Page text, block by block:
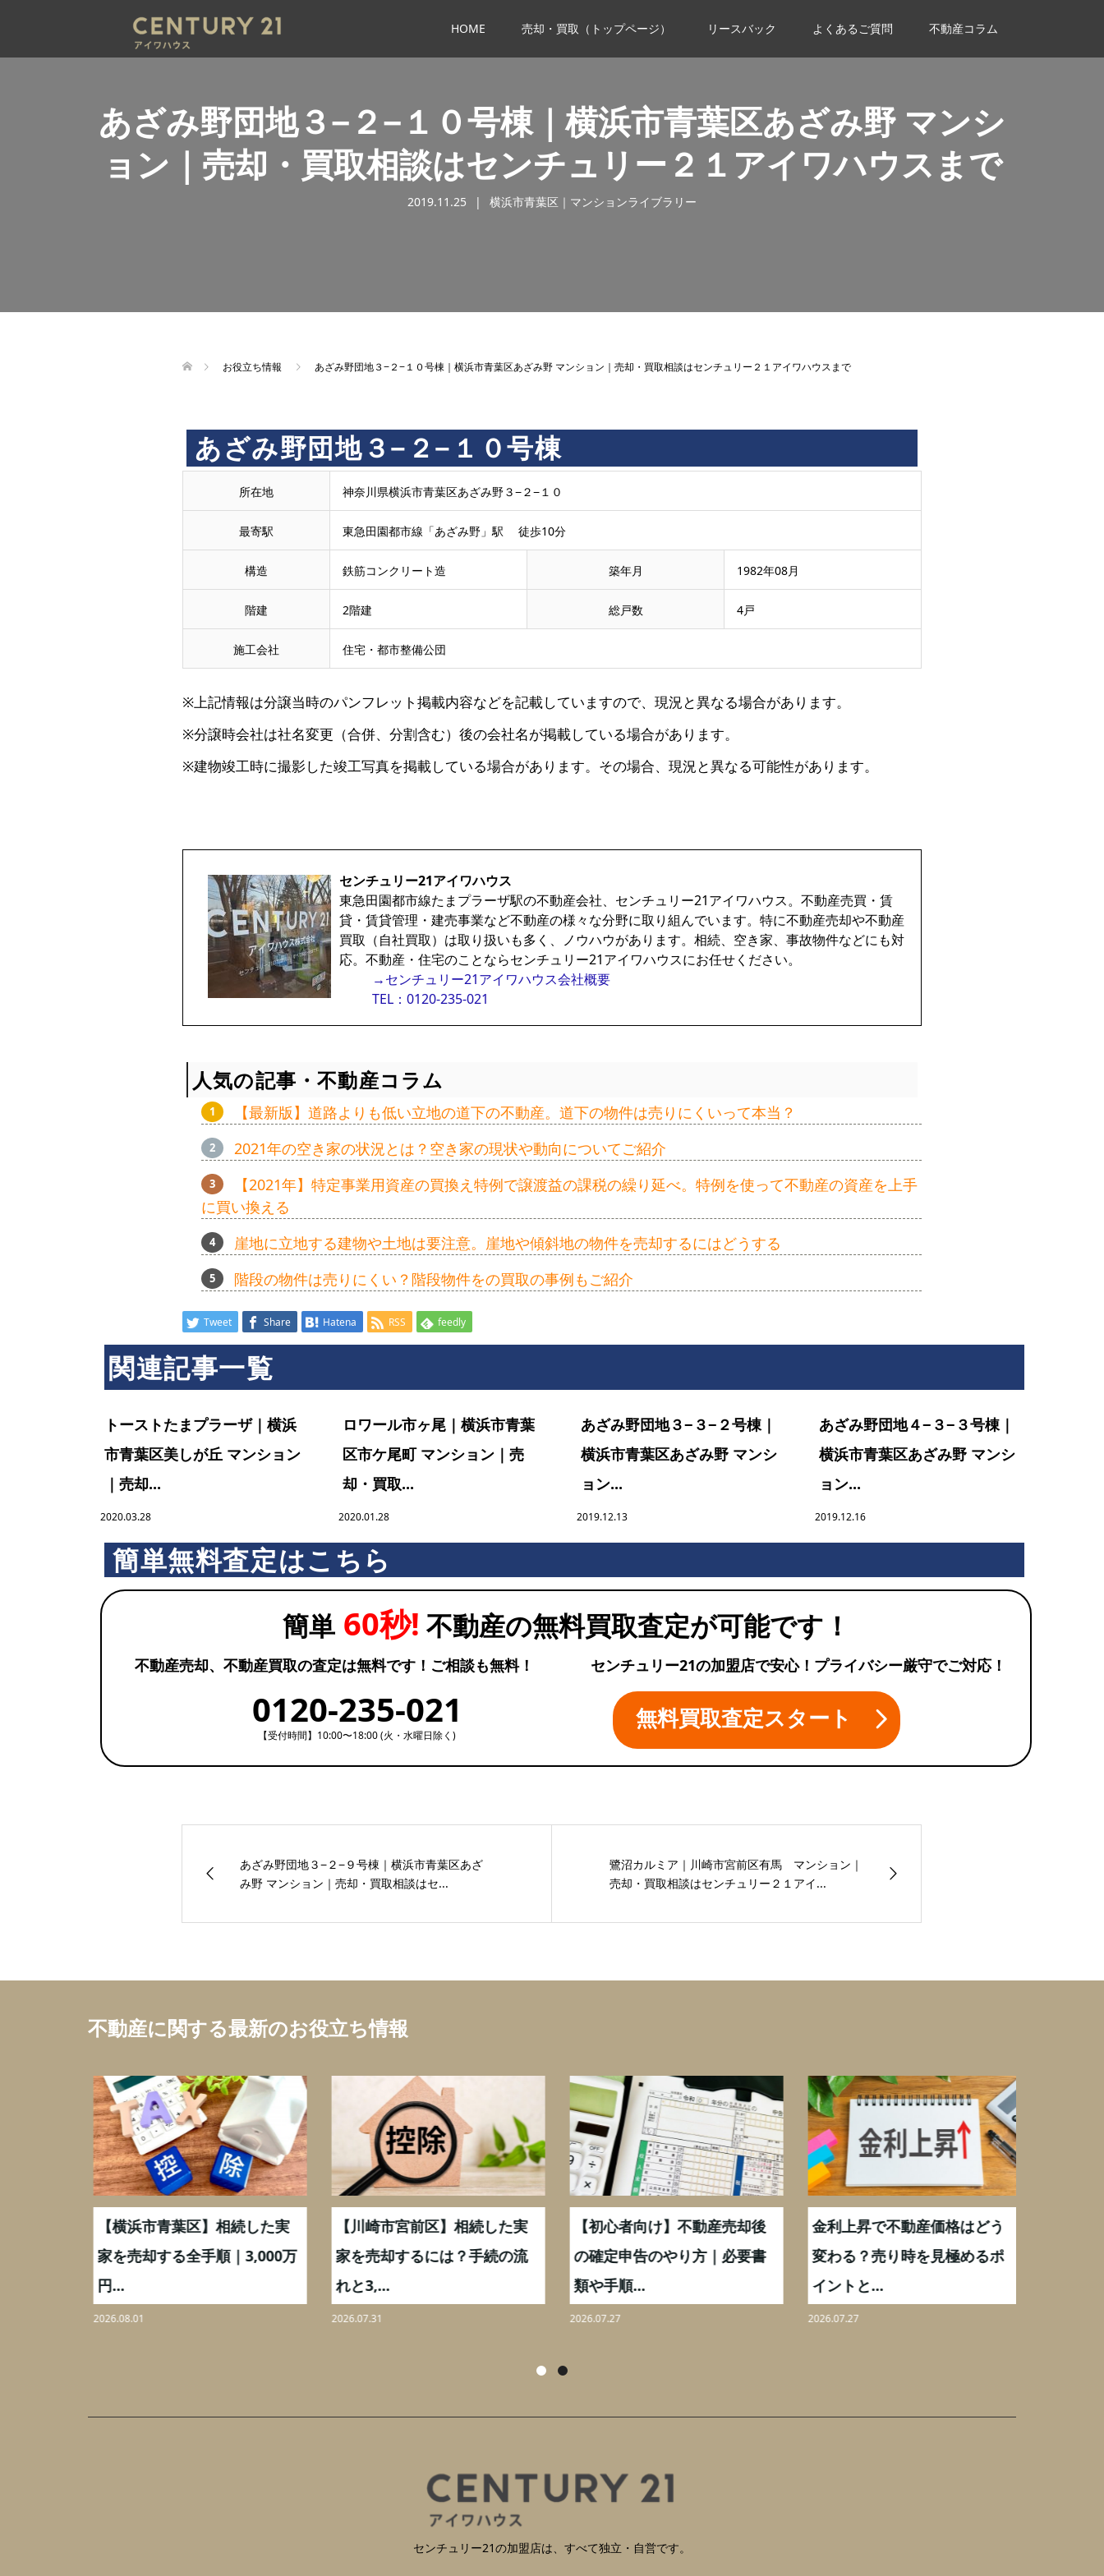
HOME 売却・買取（トップページ） リースバック よくあるご質問 不動産コラム
あざみ野団地３−２−１０号棟｜横浜市青葉区あざみ野 マンシ
ョン｜売却・買取相談はセンチュリー２１アイワハウスまで
2019.11.25 横浜市青葉区｜マンションライブラリー
お役立ち情報 あざみ野団地３−２−１０号棟｜横浜市青葉区あざみ野 マンション｜売却・買取相談はセンチュリー２１アイワハウスまで
買
売
却・
買
取
談
受
付
中
マ
ン
シ
ョ
ン
ラ
イ
ラ
ー
ざ
あざみ野団地３−２−１０号棟
所在地 神奈川県横浜市青葉区あざみ野３−２−１０
最寄駅 東急田園都市線「あざみ野」駅 徒歩10分
構造 鉄筋コンクリート造 築年月 1982年08月
階建 2階建 総戸数 4戸
施工会社 住宅・都市整備公団
※上記情報は分譲当時のパンフレット掲載内容などを記載していますので、現況と異なる場合があります。
※分譲時会社は社名変更（合併、分割含む）後の会社名が掲載している場合があります。
※建物竣工時に撮影した竣工写真を掲載している場合があります。その場合、現況と異なる可能性があります。
センチュリー21アイワハウス
東急田園都市線たまプラーザ駅の不動産会社、センチュリー21アイワハウス。不動産売買・賃
貸・賃貸管理・建売事業など不動産の様々な分野に取り組んでいます。特に不動産売却や不動産
買取（自社買取）は取り扱いも多く、ノウハウがあります。相続、空き家、事故物件などにも対
応。不動産・住宅のことならセンチュリー21アイワハウスにお任せください。
→センチュリー21アイワハウス会社概要
TEL：0120-235-021
人気の記事・不動産コラム
【最新版】道路よりも低い立地の道下の不動産。道下の物件は売りにくいって本当？
2021年の空き家の状況とは？空き家の現状や動向についてご紹介
【2021年】特定事業用資産の買換え特例で譲渡益の課税の繰り延べ。特例を使って不動産の資産を上手
に買い換える
崖地に立地する建物や土地は要注意。崖地や傾斜地の物件を売却するにはどうする
階段の物件は売りにくい？階段物件をの買取の事例もご紹介
Tweet Share Hatena RSS feedly
関連記事一覧
トーストたまプラーザ｜横浜
市青葉区美しが丘 マンション
｜売却...
2020.03.28
ロワール市ヶ尾｜横浜市青葉
区市ケ尾町 マンション｜売
却・買取...
2020.01.28
あざみ野団地３−３−２号棟｜
横浜市青葉区あざみ野 マンシ
ョン...
2019.12.13
あざみ野団地４−３−３号棟｜
横浜市青葉区あざみ野 マンシ
ョン...
2019.12.16
簡単無料査定はこちら
簡単60秒! 不動産の無料買取査定が可能です！
不動産売却、不動産買取の査定は無料です！ご相談も無料！ センチュリー21の加盟店で安心！プライバシー厳守でご対応！
0120-235-021
【受付時間】10:00〜18:00 (火・水曜日除く)
無料買取査定スタート
あざみ野団地３−２−９号棟｜横浜市青葉区あざ
み野 マンション｜売却・買取相談はセ...
鷺沼カルミア｜川崎市宮前区有馬 マンション｜
売却・買取相談はセンチュリー２１アイ...
不動産に関する最新のお役立ち情報
【横浜市青葉区】相続した実
家を売却する全手順｜3,000万
円...
2026.08.01
【川崎市宮前区】相続した実
家を売却するには？手続の流
れと3,...
2026.07.31
【初心者向け】不動産売却後
の確定申告のやり方｜必要書
類や手順...
2026.07.27
金利上昇で不動産価格はどう
変わる？売り時を見極めるポ
イントと...
2026.07.27
センチュリー21の加盟店は、すべて独立・自営です。